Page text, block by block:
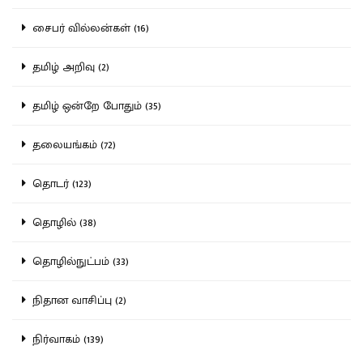
சைபர் வில்லன்கள் (16)
தமிழ் அறிவு (2)
தமிழ் ஒன்றே போதும் (35)
தலையங்கம் (72)
தொடர் (123)
தொழில் (38)
தொழில்நுட்பம் (33)
நிதான வாசிப்பு (2)
நிர்வாகம் (139)